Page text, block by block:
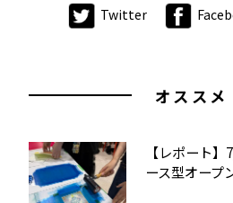
Twitter
オススメ
【レポート
ース型オープ